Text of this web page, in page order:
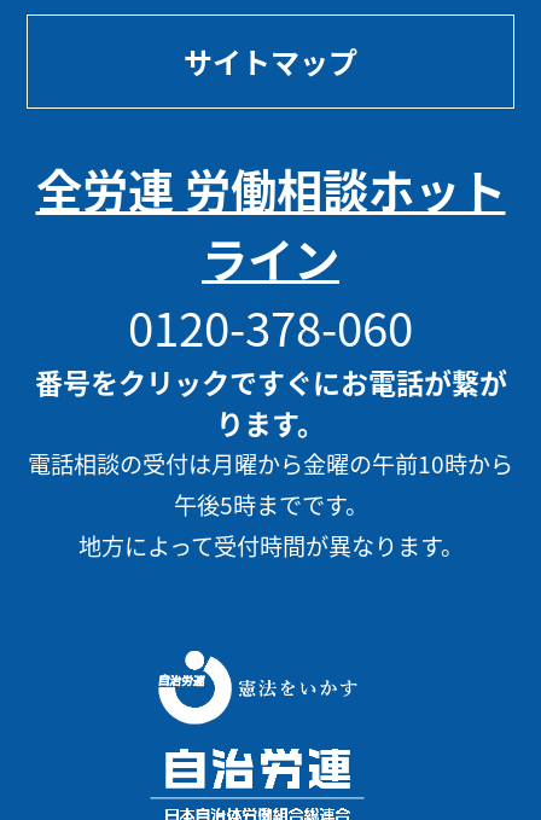
サイトマップ
全労連 労働相談ホット
ライン
0120-378-060
番号をクリックですぐにお電話が繋が
ります。
電話相談の受付は月曜から金曜の午前10時から
午後5時までです。
地方によって受付時間が異なります。